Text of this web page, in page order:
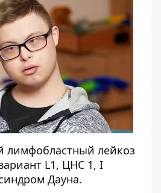
лимфобластный лейкоз
L1, ЦНС 1, I
Дауна.